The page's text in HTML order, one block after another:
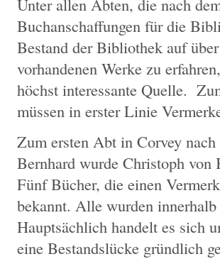
Unter allen Äbten, die nach
Buchanschaffungen für die
Bestand der Bibliothek auf
vorhandenen Werke zu
höchst interessante Quelle.
müssen in erster Linie
Zum ersten Abt in Corvey
Bernhard wurde Christoph
Fünf Bücher, die einen
bekannt. Alle wurden
Hauptsächlich handelt es sich
eine Bestandslücke gründlich